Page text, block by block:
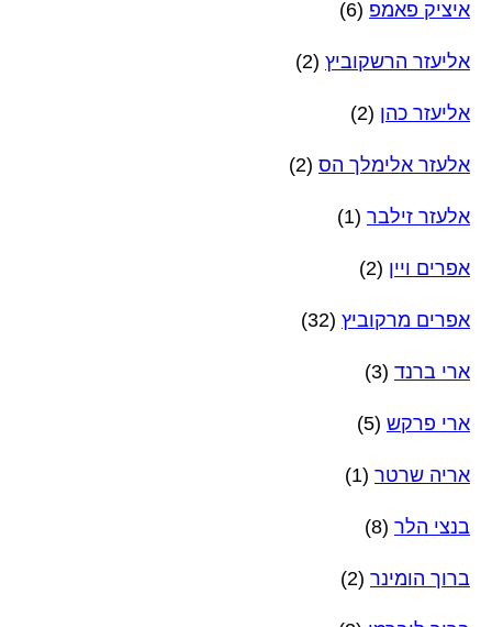
איציק פאמפ (6)
אליעזר הרשקוביץ (2)
אליעזר כהן (2)
אלעזר אלימלך הס (2)
אלעזר זילבר (1)
אפרים ויין (2)
אפרים מרקוביץ (32)
ארי ברנד (3)
ארי פרקש (5)
אריה שרטר (1)
בנצי הלר (8)
ברוך הומינר (2)